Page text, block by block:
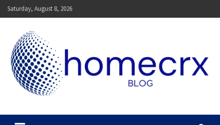
Skip
to
Saturday, August 8, 2026
Homecrx